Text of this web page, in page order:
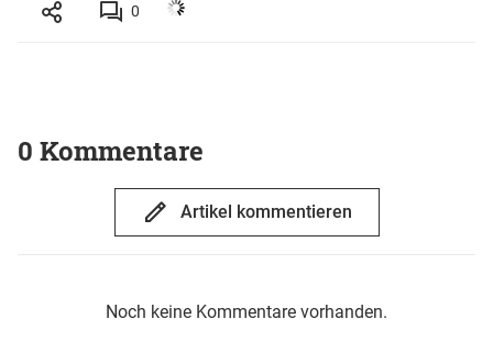
0
0 Kommentare
Artikel kommentieren
Noch keine Kommentare vorhanden.